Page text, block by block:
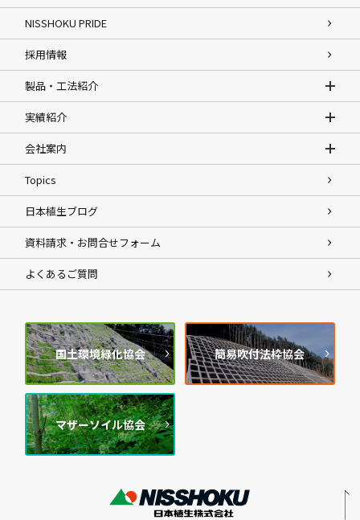
NISSHOKU PRIDE
採用情報
製品・工法紹介
実績紹介
会社案内
Topics
日本植生ブログ
資料請求・お問合せフォーム
よくあるご質問
国土環境緑化協会 簡易吹付法枠協会
マザーソイル協会